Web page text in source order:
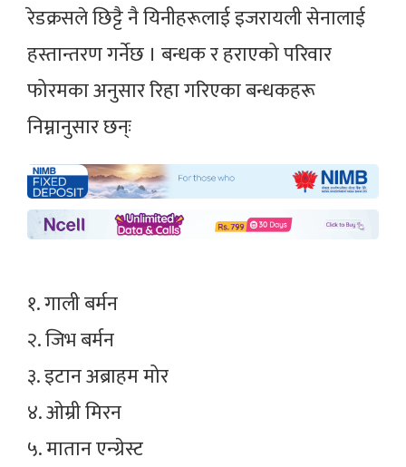
रेडक्रसले छिट्टै नै यिनीहरूलाई इजरायली सेनालाई
हस्तान्तरण गर्नेछ । बन्धक र हराएको परिवार
फोरमका अनुसार रिहा गरिएका बन्धकहरू
निम्नानुसार छन्ः
१. गाली बर्मन
२. जिभ बर्मन
३. इटान अब्राहम मोर
४. ओम्री मिरन
५. मातान एन्ग्रेस्ट